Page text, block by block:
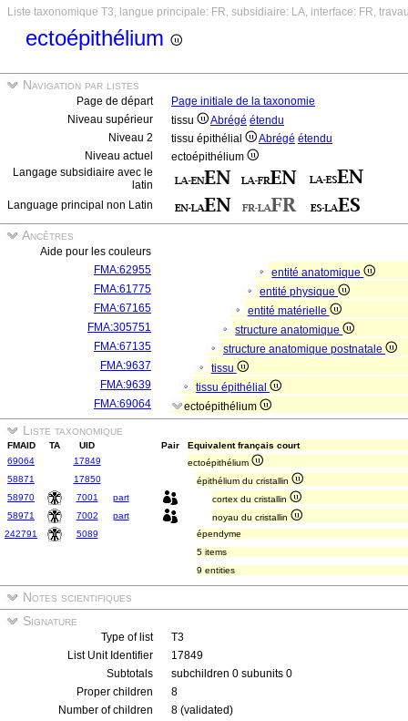
Liste taxonomique T3, langue principale: FR, subsidiaire: LA, interface: FR,
ectoépithélium
Navigation par listes
Page de départ
Page initiale de la taxonomie
Niveau supérieur
tissu Abrégé étendu
Niveau 2
tissu épithélial Abrégé étendu
Niveau actuel
ectoépithélium
Langage subsidiaire avec le
latin
Language principal non Latin
Ancêtres
Aide pour les couleurs
FMA:62955
entité anatomique
FMA:61775
entité physique
FMA:67165
entité matérielle
FMA:305751
structure anatomique
FMA:67135
structure anatomique postnatale
FMA:9637
tissu
FMA:9639
tissu épithélial
FMA:69064
ectoépithélium
Liste taxonomique
FMAID TA UID Pair
Equivalent français court
69064
17849
ectoépithélium
58871
17850
épithélium du cristallin
58970
7001 part
cortex du cristallin
58971
7002 part
noyau du cristallin
242791
5089
épendyme
5 items
9 entities
Notes scientifiques
Signature
Type of list
T3
List Unit Identifier
17849
Subtotals
subchildren 0 subunits 0
Proper children
8
Number of children
8 (validated)